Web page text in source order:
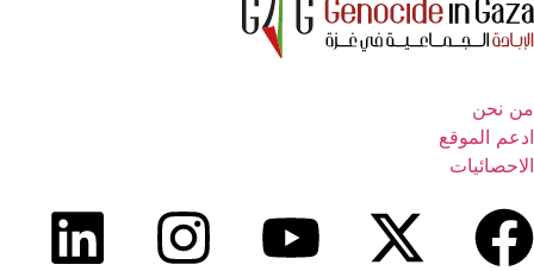
من نحن
ادعم الموقع
الاحصائيات